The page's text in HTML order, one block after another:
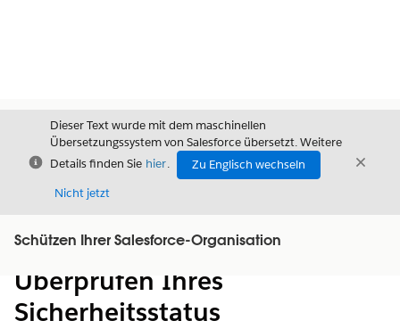
Schließen
Dieser Text wurde mit dem maschinellen
Übersetzungssystem von Salesforce übersetzt. Weitere
Details finden Sie hier.
Zu Englisch wechseln
Nicht jetzt
Schützen Ihrer Salesforce-Organisation
Inhalt anzeigen
Inhalt
Überprüfen Ihres
Sicherheitsstatus